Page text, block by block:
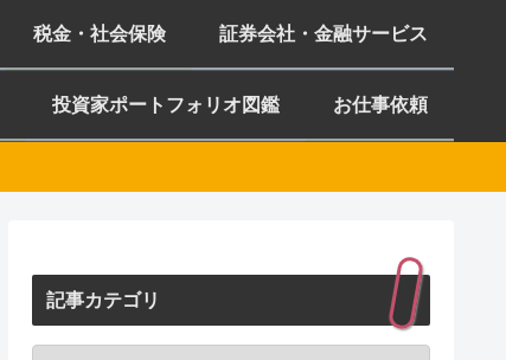
税金・社会保険 証券会社・金融サービス
投資家ポートフォリオ図鑑 お仕事依頼
記事カテゴリ